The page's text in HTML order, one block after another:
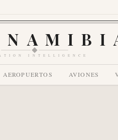
INTELLIGENCE
AEROPUERTOS AVIONES